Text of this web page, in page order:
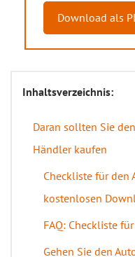
Download als
Inhaltsverzeichnis:
Daran sollten Sie
Händler kaufen
Checkliste für den
kostenlosen
FAQ: Checkliste
Gehen Sie den